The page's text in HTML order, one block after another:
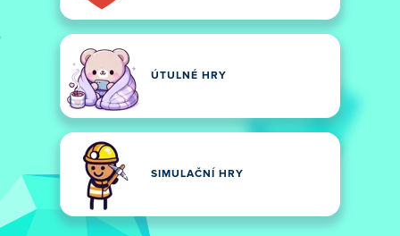
ÚTULNÉ HRY
SIMULAČNÍ HRY